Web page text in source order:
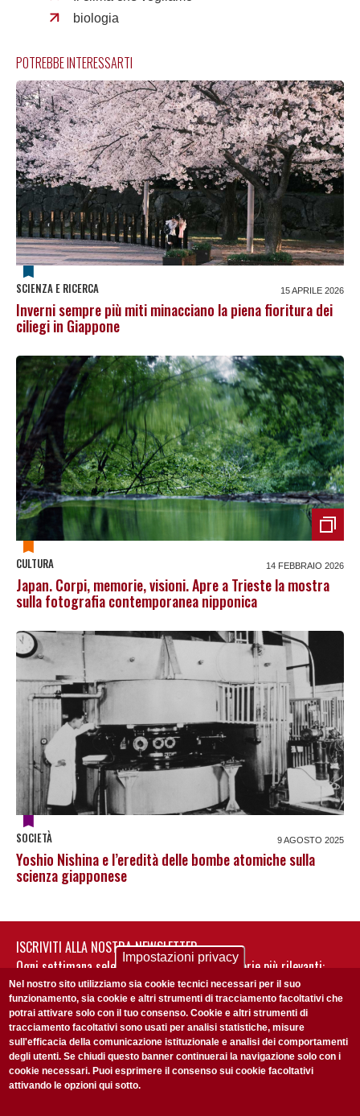
biologia
POTREBBE INTERESSARTI
SCIENZA E RICERCA 15 APRILE 2026
Inverni sempre più miti minacciano la piena fioritura dei
ciliegi in Giappone
CULTURA 14 FEBBRAIO 2026
Japan. Corpi, memorie, visioni. Apre a Trieste la mostra
sulla fotografia contemporanea nipponica
SOCIETÀ 9 AGOSTO 2025
Yoshio Nishina e l’eredità delle bombe atomiche sulla
scienza giapponese
ISCRIVITI ALLA NOSTRA NEWSLETTER
Ogni settimana selezioniamo per te nostre storie più rilevanti:
non perderti gli aggiornamenti della nostra newsletter
Accetto laPrivacy Policy
Impostazioni privacy
Nel nostro sito utilizziamo sia cookie tecnici necessari per il suo
funzionamento, sia cookie e altri strumenti di tracciamento facoltativi che
potrai attivare solo con il tuo consenso. Cookie e altri strumenti di
tracciamento facoltativi sono usati per analisi statistiche, misure
sull'efficacia della comunicazione istituzionale e analisi dei comportamenti
degli utenti. Se chiudi questo banner continuerai la navigazione solo con i
cookie necessari. Puoi esprimere il consenso sui cookie facoltativi
attivando le opzioni qui sotto.